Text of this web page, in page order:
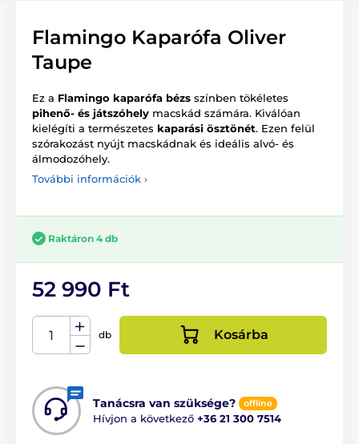
Flamingo Kaparófa Oliver
Taupe
Ez a Flamingo kaparófa bézs színben tökéletes
pihenő- és játszóhely macskád számára. Kiválóan
kielégíti a természetes kaparási ösztönét. Ezen felül
szórakozást nyújt macskádnak és ideális alvó- és
álmodozóhely.
További információk ›
Raktáron 4 db
52 990 Ft
db Kosárba
Tanácsra van szüksége? offline
Hívjon a következő +36 21 300 7514